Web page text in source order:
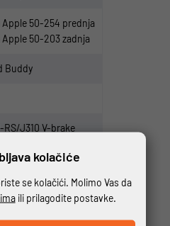
Apple 50-254 prednja
Apple 50-203 zadnja
Buddy
J310 V-brake
20 420mmkolačiće
se kolačići. Molimo Vas da
ili prilagodite postavke.